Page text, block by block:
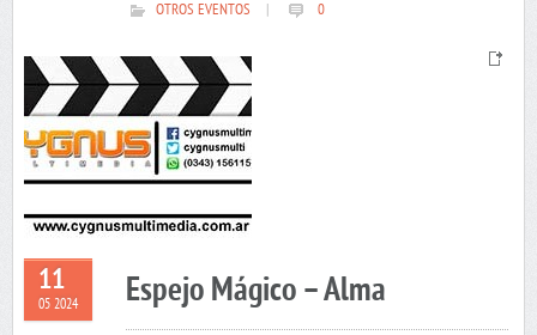
OTROS EVENTOS 0
11
05 2024 Espejo Mágico – Alma